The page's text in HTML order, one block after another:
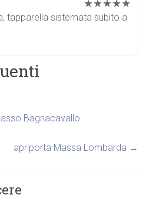
★★★★★
tapparella sistemata subito a
Bagnacavallo
apriporta Massa Lombarda →